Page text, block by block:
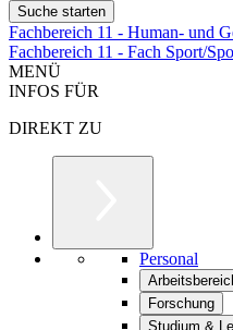
Fachbereich 11 - Human- und
Fachbereich 11 - Fach Sport/
MENÜ
INFOS FÜR
DIREKT ZU
Personal
Forschung
Studium &